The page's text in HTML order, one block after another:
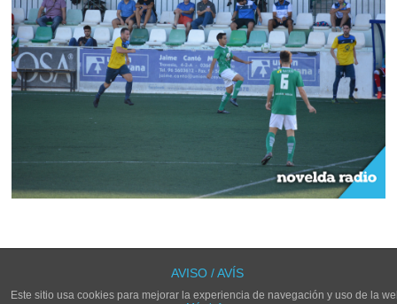
LOS COMENTARIOS Y TRACKBACKS ESTÁN CERRADOS.
AVISO / AVÍS
Este sitio usa cookies para mejorar la experiencia de navegación y uso de la